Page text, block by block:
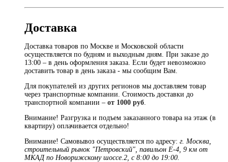
Доставка
Доставка товаров по Москве и Московской области
осуществляется по будням и выходным дням. При заказе до
13:00 – в день оформления заказа. Если будет невозможно
доставить товар в день заказа - мы сообщим Вам.
Для покупателей из других регионов мы доставляем товар
через транспортные компании. Стоимость доставки до
транспортной компании – от 1000 руб
Внимание! Разгрузка и подъем заказанного товара на этаж (в
квартиру) оплачивается отдельно!
Внимание! Самовывоз осуществляется по адресу: г. Москва,
строительный рынок "Петровский", павильон Е-4, 9 км от
МКАД по Новорижскому шоссе.2, с 8:00 до 19:00.